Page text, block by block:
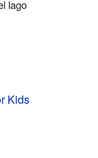
lago
Kids